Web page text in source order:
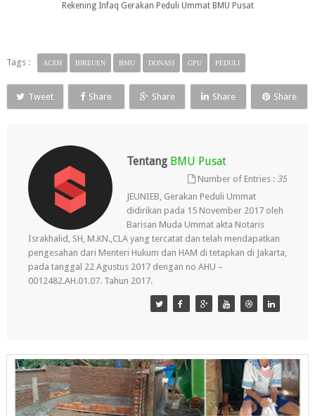
Rekening Infaq Gerakan Peduli Ummat BMU Pusat
Tags : ACEH BIREUEN BMU DONASI GPU PEDULI
Tweet Share Share Share Share
Tentang BMU Pusat
Number of Entries : 35
JEUNIEB, Gerakan Peduli Ummat
didirikan pada 15 November 2017 oleh
Barisan Muda Ummat akta Notaris
Israkhalid, SH, M.KN.,CLA yang tercatat dan telah mendapatkan
pengesahan dari Menteri Hukum dan HAM di tetapkan di Jakarta,
pada tanggal 22 Agustus 2017 dengan no AHU –
0012482.AH.01.07. Tahun 2017.